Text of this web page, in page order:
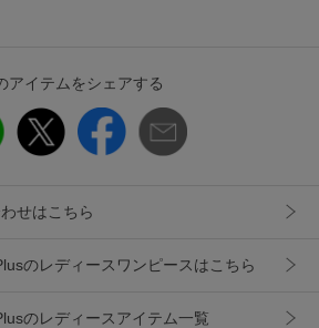
ディース
体:ポリエステル65%・綿35%、別布部分:綿
細は下記よりお問い合わせください
アイテムをシェアする
せはこちら
のレディースワンピースはこちら
のレディースアイテム一覧